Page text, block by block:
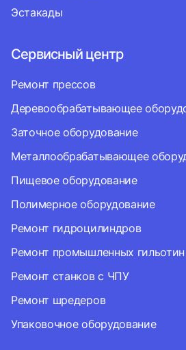
Эстакады
Сервисный центр
Ремонт прессов
Деревообрабатывающее
Заточное оборудование
Металлообрабатывающее
Пищевое оборудование
Полимерное оборудование
Ремонт гидроцилиндров
Ремонт промышленных гильотин
Ремонт станков с ЧПУ
Ремонт шредеров
Упаковочное оборудование